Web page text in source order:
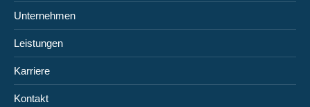
Unternehmen
Leistungen
Karriere
Kontakt